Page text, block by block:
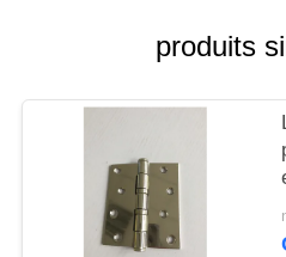
POLICY
produits